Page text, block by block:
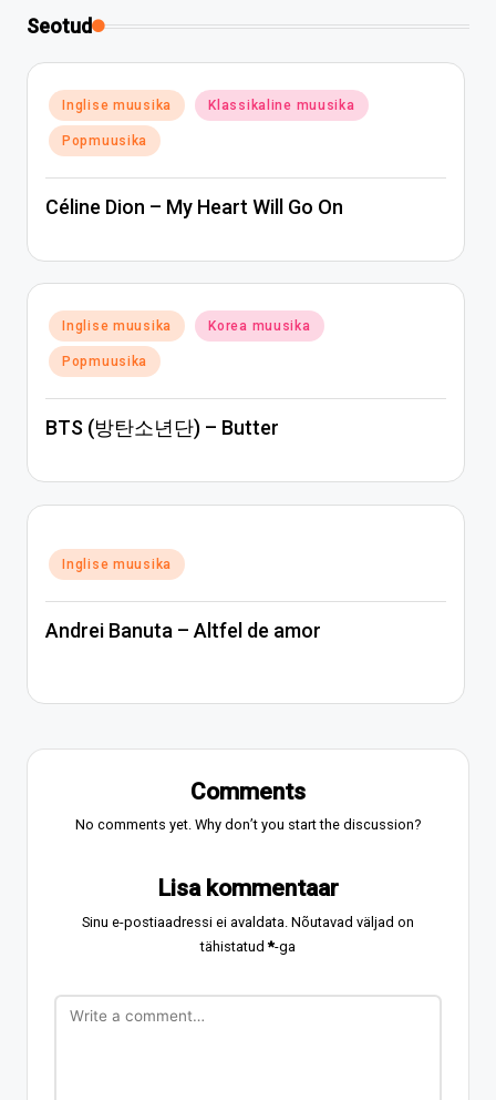
Seotud
Posted
in
Inglise muusika Klassikaline muusika
Popmuusika
Céline Dion – My Heart Will Go On
Posted
in
Inglise muusika Korea muusika
Popmuusika
BTS (방탄소년단) – Butter
Posted
in
Inglise muusika
Andrei Banuta – Altfel de amor
Comments
No comments yet. Why don’t you start the discussion?
Lisa kommentaar
Sinu e-postiaadressi ei avaldata. Nõutavad väljad on
tähistatud*-ga